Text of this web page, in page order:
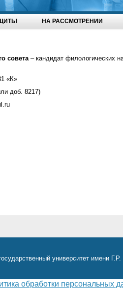
НА РАССМОТРЕНИИ
совета– кандидат филологических
«К»
доб. 8217)
университет имени
обработки персональных